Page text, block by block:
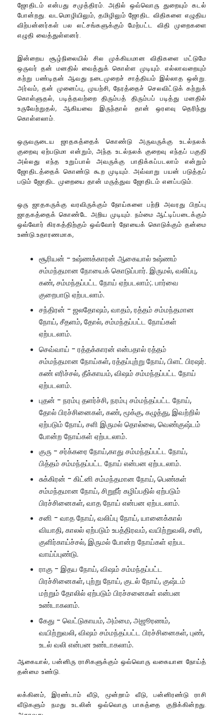
ஜோதிடம் என்பது சமுத்திரம். அதில் ஒவ்வொரு துறையும் கடல்
போன்றது. வடமொழியிலும், தமிழிலும் ஜோதிட விதிகளை எழுதிய
விற்பன்னர்கள் பல லட்சங்களுக்கும் மேற்பட்ட விதி முறைகளை
எழுதி வைத்துள்ளனர்.
இன்றைய சூழ்நிலையில் சில முக்கியமான விதிகளை மட்டுமே
ஒருவர் தன் மனதில் வைத்துக் கொள்ள முடியும். எல்லாவறையும்
கற்று பண்டிதன் ஆவது நடைமுறைச் சாத்தியம் இல்லாத ஒன்று.
அர்வம், தன் முனைப்பு, முயற்சி, நேரத்தைச் செலவிட்டுக் கற்றுக்
கொள்ளுதல், படித்தவற்றை திரும்பத் திரும்பப் படித்து மனதில்
உருவேற்றுதல், ஆகியவை இருந்தால் தான் ஒரளவு தெரிந்து
கொள்ளலாம்.
ஒருவருடைய ஜாதகத்தைக் கொண்டு அருவருக்கு உடல்நலக்
குறைவு ஏற்படுமா என்றும், அந்த உடல்நலக் குறைவு எந்தப் பகுதி
அல்லது எந்த உறுப்பால் அவருக்கு பாதிக்கப்படலாம் என்றும்
ஜோதிடத்தைக் கொண்டு கூற முடியும். அவ்வாறு பயன் படுத்தப்
படும் ஜோதிட முறையை தான் மருத்துவ ஜோதிடம் எனப்படும்.
ஒரு ஜாதகருக்கு வரவிருக்கும் நோய்களை பற்றி அவரது பிறப்பு
ஜாதகத்தைக் கொண்டே அறிய முடியும். நம்மை ஆட்டிப்படைக்கும்
ஒவ்வோர் கிரகத்திற்கும் ஒவ்வோர் நோயைக் கொடுக்கும் தன்மை
உண்டு.உதாரணமாக,
சூரியன் - உஷ்ணக்காரன் ஆகையால் உஷ்ணம்
சம்மந்தமான நோயைக் கொடுப்பார். இருமல், வலிப்பு,
கண், சம்மந்தப்பட்ட நோய் ஏற்படலாம்;. பார்வை
குறைபாடு ஏற்படலாம்.
சந்திரன் - ஜலதோஷம், வாதம், ரத்தம் சம்மந்தமான
நோய், சீதளம், தோல், சம்மந்தப்பட்ட நோய்கள்
ஏற்படலாம்.
செவ்வாய் - ரத்தக்காரன் என்பதால் ரத்தம்
சம்மந்தமான நோய்கள், ரத்தப்புற்று நோய், பிளட் பிரஷர்.
கண் எரிச்சல், தீக்காயம், விஷம் சம்மந்தப்பட்ட நோய்
ஏற்படலாம்.
புதன் - நரம்பு தளர்ச்சி, நரம்பு சம்மந்தப்பட்ட நோய்,
தோல் பிரச்சினைகள், கண், மூக்கு, கழுத்து, இவற்றில்
ஏற்படும் நோய், சளி இருமல் தொல்லை, வெண்குஷ்டம்
போன்ற நோய்கள் ஏற்படலாம்.
குரு - சர்க்கரை நோய்,காது சம்மந்தப்பட்ட நோய்,
பித்தம் சம்மந்தப்பட்ட நோய் என்பன ஏற்படலாம்.
சுக்கிரன் - கிட்னி சம்மந்தமான நோய், பெண்கள்
சம்மந்தமான நோய், சிறுநீர் கழிப்பதில் ஏற்படும்
பிரச்சினைகள், வாத நோய் என்பன ஏற்படலாம்.
சனி - வாத நோய், வலிப்பு நோய், யானைக்கால்
வியாதி, காலல் ஏற்படும் உபத்திரவம், வயிற்றுவலி, சளி,
குளிர்காய்ச்சல், இருமல் போன்ற நோய்கள் ஏற்பட
வாய்ப்புண்டு.
ராகு - இதய நோய், விஷம் சம்மந்தப்பட்ட
பிரச்சினைகள், புற்று நோய், குடல் நோய், குஷ்டம்
மற்றும் தோலில் ஏற்படும் பிரச்சனைகள் என்பன
உண்டாகலாம்.
கேது - வெட்டுகாயம், அம்மை, அஜூரணம்,
வயிற்றுவலி, விஷம் சம்மந்தப்பட்ட பிரச்சினைகள், புண்,
உடல் வலி என்பன உண்டாகலாம்.
ஆகையால், பன்னிரு ராசிகளுக்கும் ஒவ்வொரு வகையான நோய்த்
தன்மை உண்டு.
லக்கினம், இரண்டாம் வீடு, மூன்றாம் வீடு, பன்னிரண்டு ராசி
வீடுகளும் நமது உடலின் ஒவ்வொரு பாகத்தை குறிக்கின்றது.